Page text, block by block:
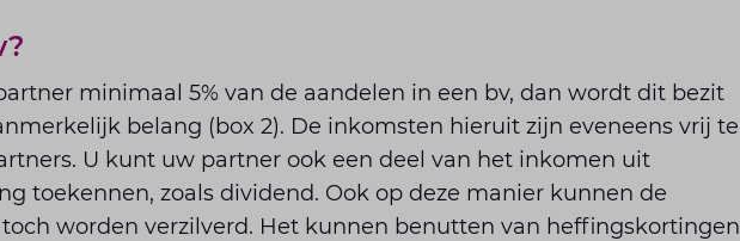
minimaal 5% van de aandelen in een bv, dan wordt dit bezit
belang (box 2). De inkomsten hieruit zijn eveneens vrij te
U kunt uw partner ook een deel van het inkomen uit
toekennen, zoals dividend. Ook op deze manier kunnen de
worden verzilverd. Het kunnen benutten van heffingskortingen